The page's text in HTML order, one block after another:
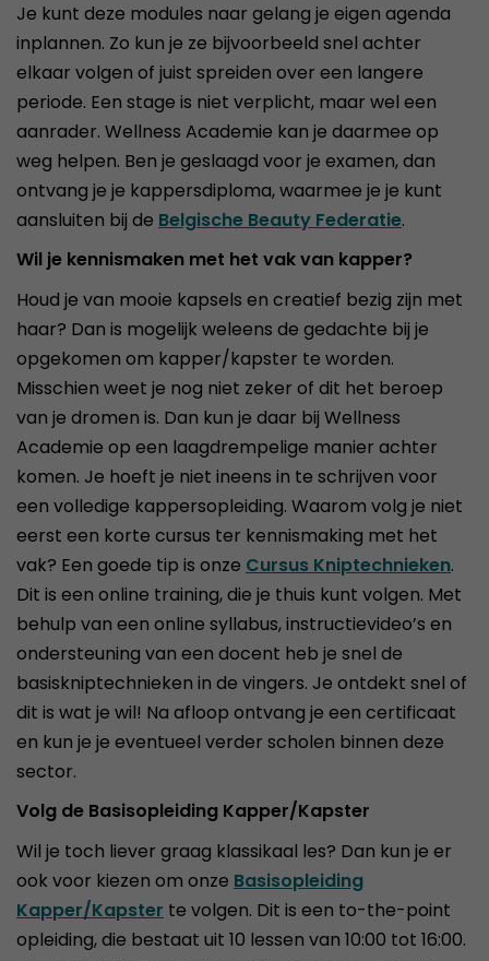
Je kunt deze modules naar gelang je eigen agenda
inplannen. Zo kun je ze bijvoorbeeld snel achter
elkaar volgen of juist spreiden over een langere
periode. Een stage is niet verplicht, maar wel een
aanrader. Wellness Academie kan je daarmee op
weg helpen. Ben je geslaagd voor je examen, dan
ontvang je je kappersdiploma, waarmee je je kunt
aansluiten bij de Belgische Beauty Federatie.
Wil je kennismaken met het vak van kapper?
Houd je van mooie kapsels en creatief bezig zijn met
haar? Dan is mogelijk weleens de gedachte bij je
opgekomen om kapper/kapster te worden.
Misschien weet je nog niet zeker of dit het beroep
van je dromen is. Dan kun je daar bij Wellness
Academie op een laagdrempelige manier achter
komen. Je hoeft je niet ineens in te schrijven voor
een volledige kappersopleiding. Waarom volg je niet
eerst een korte cursus ter kennismaking met het
vak? Een goede tip is onze Cursus Kniptechnieken.
Dit is een online training, die je thuis kunt volgen. Met
behulp van een online syllabus, instructievideo’s en
ondersteuning van een docent heb je snel de
basiskniptechnieken in de vingers. Je ontdekt snel of
dit is wat je wil! Na afloop ontvang je een certificaat
en kun je je eventueel verder scholen binnen deze
sector.
Volg de Basisopleiding Kapper/Kapster
Wil je toch liever graag klassikaal les? Dan kun je er
ook voor kiezen om onze Basisopleiding
Kapper/Kapster te volgen. Dit is een to-the-point
opleiding, die bestaat uit 10 lessen van 10:00 tot 16:00.